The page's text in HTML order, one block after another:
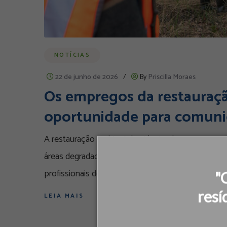
NOTÍCIAS
22 de junho de 2026 / By Priscilla Moraes
Os empregos da
oportunidade para
A restauração ambiental está criando uma nova
áreas degradadas, essa atividade impulsiona a
profissionais de diferentes áreas. Em um cenário
LEIA MAIS